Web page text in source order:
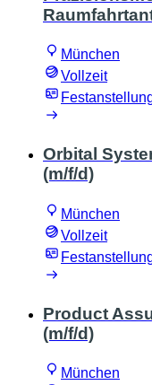
München
Vollzeit
Orbital
(m/f/d)
München
Vollzeit
Product
(m/f/d)
München